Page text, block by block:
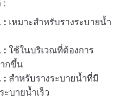
:
: เหมาะสำหรับรางระบายน้ำ
: ใช้ในบริเวณที่ต้องการ
กขึ้น
: สำหรับรางระบายน้ำที่มี
บายน้ำเร็ว